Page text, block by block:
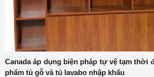
Canada áp dụng biện pháp tự vệ tạm thời
phẩm tủ gỗ và tủ lavabo nhập khẩu